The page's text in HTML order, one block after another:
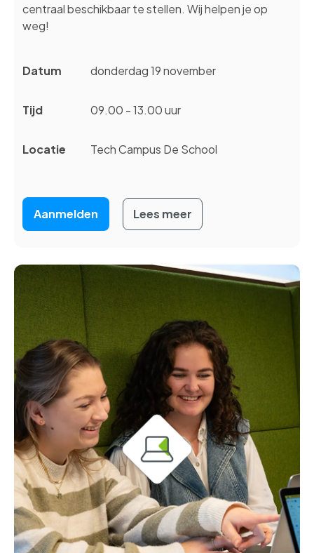
centraal beschikbaar te stellen. Wij helpen je op
weg!
Datum donderdag 19 november
Tijd 09.00 - 13.00 uur
Locatie Tech Campus De School
Aanmelden Lees meer